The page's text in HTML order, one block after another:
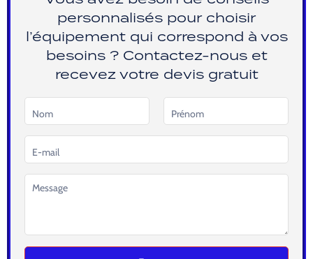
personnalisés pour choisir
l’équipement qui correspond à vos
besoins ? Contactez-nous et
recevez votre devis gratuit